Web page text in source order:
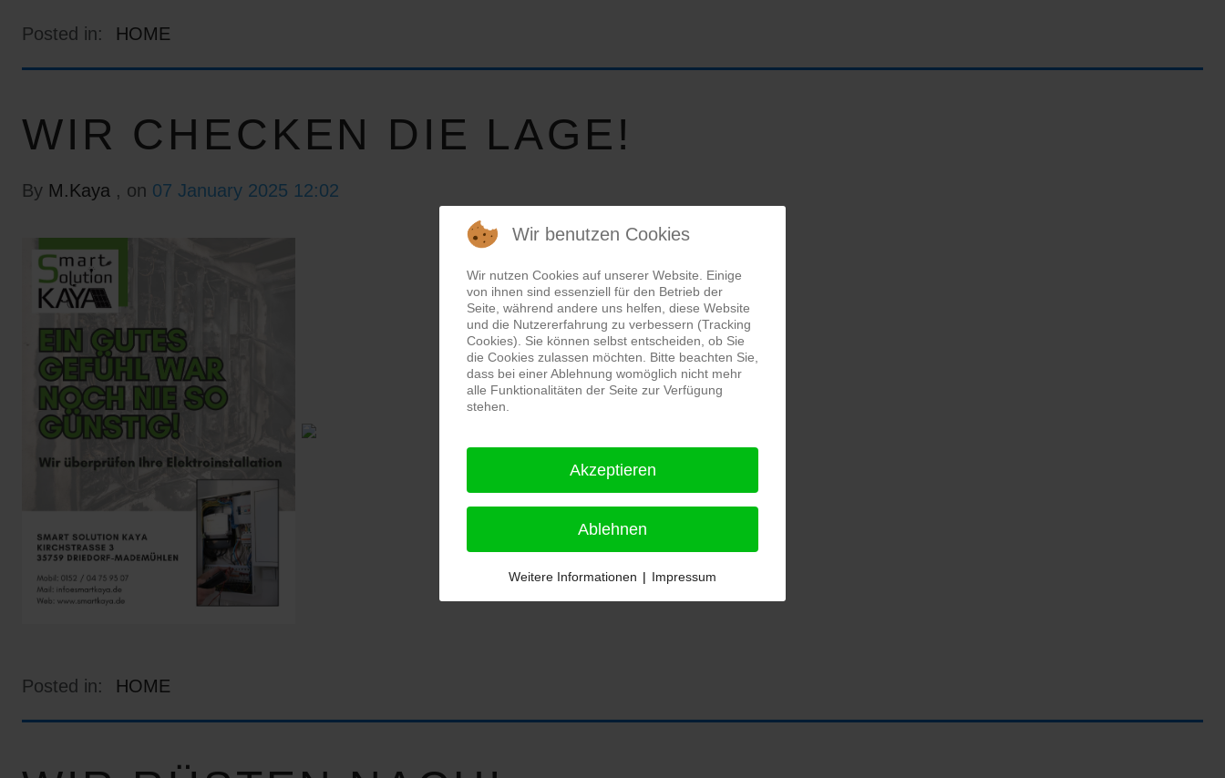
Posted in: HOME
WIR CHECKEN DIE LAGE!
By M.Kaya , on 07 January 2025 12:02
Posted in: HOME
Wir benutzen Cookies
Wir nutzen Cookies auf unserer Website. Einige
von ihnen sind essenziell für den Betrieb der
Seite, während andere uns helfen, diese Website
und die Nutzererfahrung zu verbessern (Tracking
Cookies). Sie können selbst entscheiden, ob Sie
die Cookies zulassen möchten. Bitte beachten Sie,
dass bei einer Ablehnung womöglich nicht mehr
alle Funktionalitäten der Seite zur Verfügung
stehen.
Akzeptieren
Ablehnen
Weitere Informationen | Impressum